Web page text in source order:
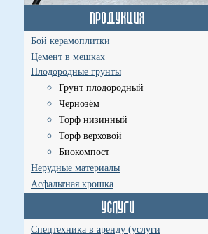
Бой керамоплитки
Цемент в мешках
Плодородные грунты
Грунт плодородный
Чернозём
Торф низинный
Торф верховой
Биокомпост
Нерудные материалы
Асфальтная крошка
Спецтехника в аренду (услуги